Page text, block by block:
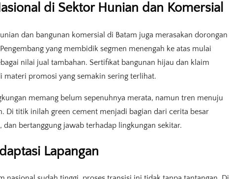
di Sektor Hunian dan Komersial
dan bangunan komersial di Batam juga merasakan dorongan
yang membidik segmen menengah ke atas mulai
nilai jual tambahan. Sertifikat bangunan hijau dan klaim
materi promosi yang semakin sering terlihat.
memang belum sepenuhnya merata, namun tren menuju
Di titik inilah green cement menjadi bagian dari cerita besar
bertanggung jawab terhadap lingkungan sekitar.
Lapangan